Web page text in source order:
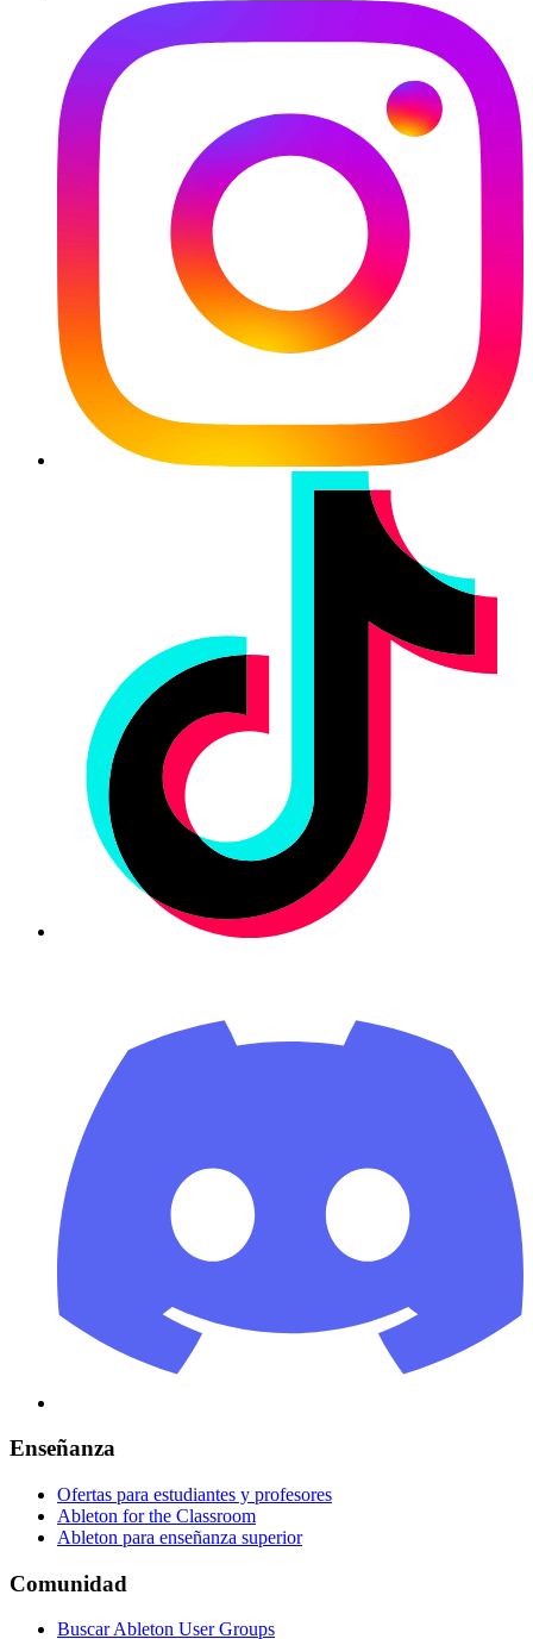
Enseñanza
Ofertas para estudiantes y profesores
Ableton for the Classroom
Ableton para enseñanza superior
Comunidad
Buscar Ableton User Groups